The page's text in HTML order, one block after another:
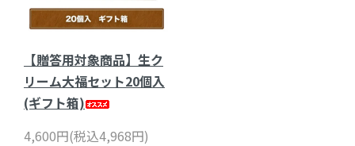
【贈答用対象商品】生ク
リーム大福セット20個入
(ギフト箱)
4,600円(税込4,968円)